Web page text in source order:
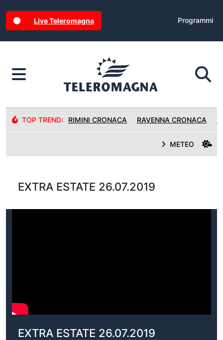
Live Teleromagna Programmi
TOP TREND: RIMINI CRONACA RAVENNA CRONACA
METEO
EXTRA ESTATE 26.07.2019
EXTRA ESTATE 26.07.2019